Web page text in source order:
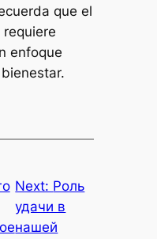
que el
enfoque
Next: Роль
удачи в
нашей